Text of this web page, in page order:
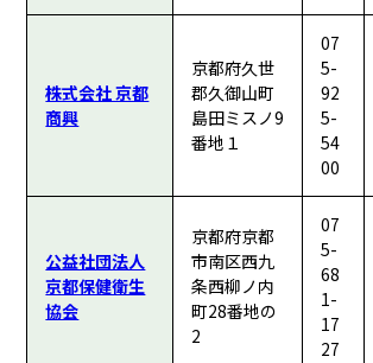
株式会社 京都
商興
京都府久世
郡久御山町
島田ミスノ9
番地１
07
5-
92
5-
54
00
公益社団法人
京都保健衛生
協会
京都府京都
市南区西九
条西柳ノ内
町28番地の
2
07
5-
68
1-
17
27